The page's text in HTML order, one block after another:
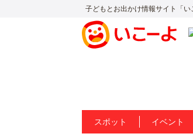
子どもとお出かけ情報サイト「
スポット イベント